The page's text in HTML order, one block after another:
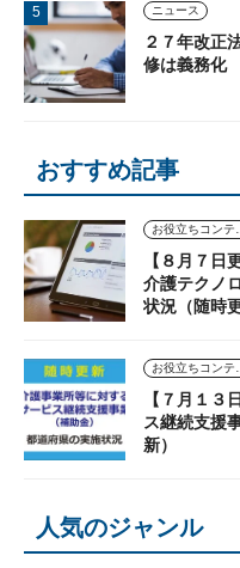
ニュース
２７年改
修は義務化
おすすめ記事
【８月７
介護テクノ
状況（随時更
【７月１３
ス継続支援
新）
人気のジャンル